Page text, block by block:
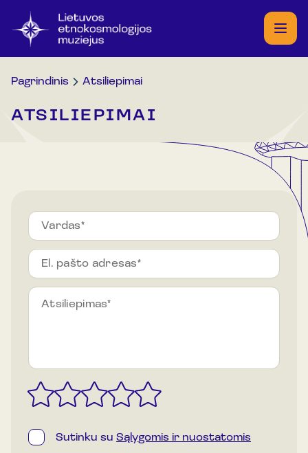
Pagrindinis Atsiliepimai
ATSILIEPIMAI
Vardas*
El. pašto adresas*
a
s
S
u
ki
m
š
t
Atsiliepimas*
S
u
* Sutinku su Sąlygomis ir nuostatomis